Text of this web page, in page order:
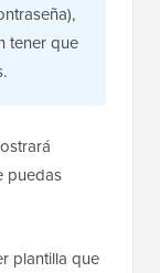
tener que
puedas
plantilla que